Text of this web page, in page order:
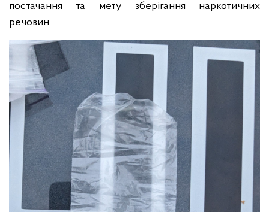
постачання та мету зберігання наркотичних
речовин.